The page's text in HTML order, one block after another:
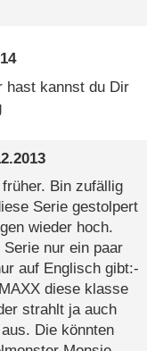
hast kannst du Dir
Bin zufällig
Serie gestolpert
wieder hoch.
nur ein paar
auf Englisch gibt:-
diese klasse
strahlt ja auch
Die könnten